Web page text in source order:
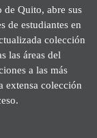
Quito, abre sus
de estudiantes en
colección
las áreas del
a las más
extensa colección